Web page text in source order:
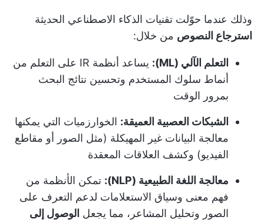
وذلك عندما حوّلت تقنيات الذكاء الاصطناعي الحديثة
استرجاع النصوص من خلال:
التعلم الآلي (ML):
يساعد أنظمة IR على التعلم من
أنماط سلوك المستخدم وتحسين نتائج البحث
بمرور الوقت
الشبكات العصبية العميقة: الخوارزميات التي يمكنها
معالجة البيانات غير المهيكلة (مثل الصور أو مقاطع
الفيديو) وكشف العلاقات المعقدة
معالجة اللغة الطبيعية (NLP):
تمكن الأنظمة من
فهم معنى وسياق الاستعلامات لدعم التعرف على
الصور وتحليل المشاعر، مما يجعل الوصول إلى